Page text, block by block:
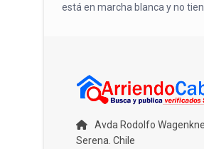
está en marcha blanca y no
Avda Rodolfo
Serena. Chile